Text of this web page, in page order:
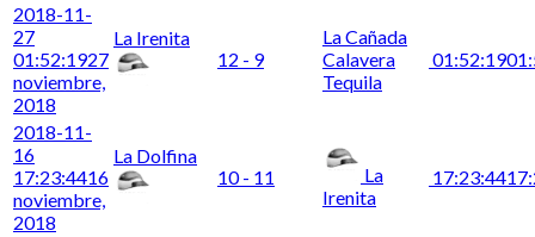
2018-11-
27
01:52:1927
noviembre,
2018
La Irenita
12 - 9
La Cañada
Calavera
Tequila
01:52:19
2018-11-
16
17:23:4416
noviembre,
2018
La Dolfina
10 - 11
La
Irenita
17:23:44